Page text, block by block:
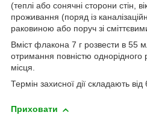
(теплі або сонячні сторони стін,
проживання (поряд із
раковиною або поруч зі
Вміст флакона 7 г розвести в 55
отримання повністю однорідного
місця.
Термін захисної дії складають
Приховати